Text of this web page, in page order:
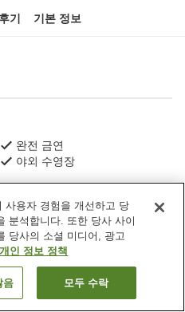
기 기본 정보
완전 금연
야외 수영장
힐튼 가든 인 오타와 에어포트
보기
사용자 경험을 개선하고 당
분석합니다. 또한 당사 사이
당사의 소셜 미디어, 광고
개인 정보 정책
음 모두 수락